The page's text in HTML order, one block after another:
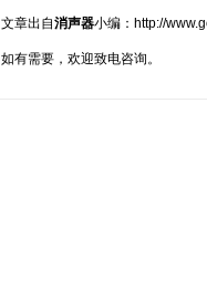
文章出自消声器小编： http://
如有需要，欢迎致电咨询。